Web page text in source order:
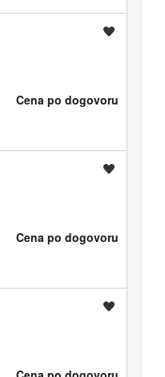
Cena po dogovoru
Cena po dogovoru